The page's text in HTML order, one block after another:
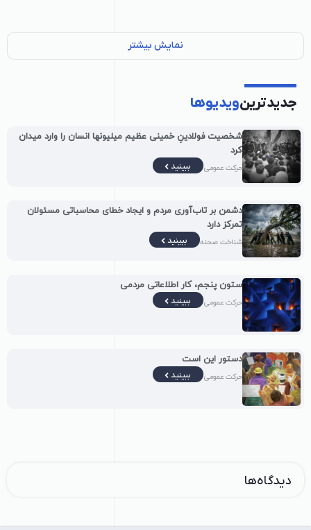
نمایش بیشتر
جدیدترینویدیوها
شخصیت فولادینِ خمینی عظیم میلیونها انسان را وارد میدان
کرد
حرکت عمومی ببینید
دشمن بر تاب‌آوری مردم و ایجاد خطای محاسباتی مسئولان
تمرکز دارد
شناخت صحنه ببینید
ستون پنجم، کار اطلاعاتی مردمی
حرکت عمومی ببینید
دستور این است
حرکت عمومی ببینید
دیدگاه‌ها